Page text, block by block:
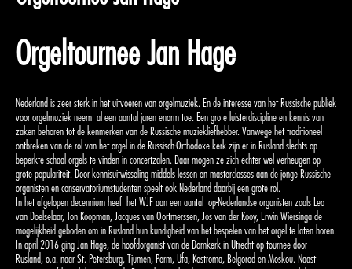
Orgeltournee Jan Hage
Nederland is zeer sterk in het uitvoeren van orgelmuziek. En de interesse van het Russische publiek
voor orgelmuziek neemt al een aantal jaren enorm toe. Een grote luisterdiscipline en kennis van
zaken behoren tot de kenmerken van de Russische muziekliefhebber. Vanwege het traditioneel
ontbreken van de rol van het orgel in de Russisch-Orthodoxe kerk zijn er in Rusland slechts op
beperkte schaal orgels te vinden in concertzalen. Daar mogen ze zich echter wel verheugen op
grote populariteit. Door kennisuitwisseling middels lessen en masterclasses aan de jonge Russische
organisten en conservatoriumstudenten speelt ook Nederland daarbij een grote rol.
In het afgelopen decennium heeft het WJF aan een aantal top-Nederlandse organisten zoals Leo
van Doelselaar, Ton Koopman, Jacques van Oortmerssen, Jos van der Kooy, Erwin Wiersinga de
mogelijkheid geboden om in Rusland hun kundigheid van het bespelen van het orgel te laten horen.
In april 2016 ging Jan Hage, de hoofdorganist van de Domkerk in Utrecht op tournee door
Rusland, o.a. naar St. Petersburg, Tjumen, Perm, Ufa, Kostroma, Belgorod en Moskou. Naast